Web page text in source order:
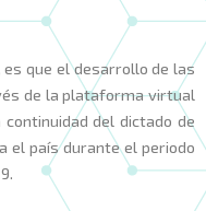
que el desarrollo de las
de la plataforma virtual
del dictado de
el país durante el periodo